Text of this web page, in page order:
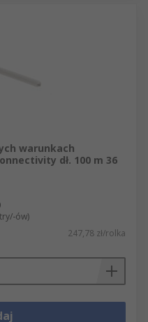
warunkach
dł. 100 m 36
ów)
247,78 zł/rolka